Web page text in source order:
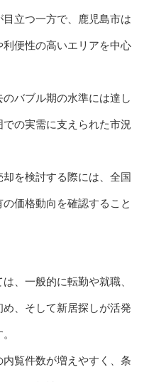
立つ一方で、鹿児島市は
便性の高いエリアを中心
バブル期の水準には達し
の実需に支えられた市況
を検討する際には、全国
価格動向を確認すること
、一般的に転勤や就職、
、そして新居探しが活発
覧件数が増えやすく、条